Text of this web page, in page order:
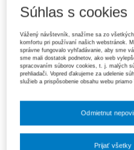
Tlačená kniha
Dopredaj- expedujeme
prac. dní
Upozorňujeme, že v období
dôvodov nemôžeme
zaslané dodatočne
Súhlas s cookies
Vážený návštevník, snažíme sa zo
komfortu pri používaní našich webstránok.
správne fungovalo vyhľadávanie, aby sme
sme mali dostatok podnetov, ako web
spracovaním súborov cookies, t. j. malých
prehliadači. Vopred ďakujeme za udelenie
služieb a prispôsobenie obsahu webu priamo
Odmietnut
Prijať všetky